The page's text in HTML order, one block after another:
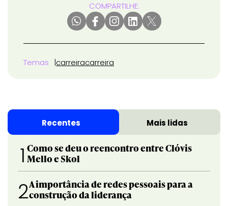
COMPARTILHE:
Temas carreiracarreira
Recentes Mais lidas
1 Como se deu o reencontro entre Clóvis
Mello e Skol
2A importância de redes pessoais para a
construção da liderança